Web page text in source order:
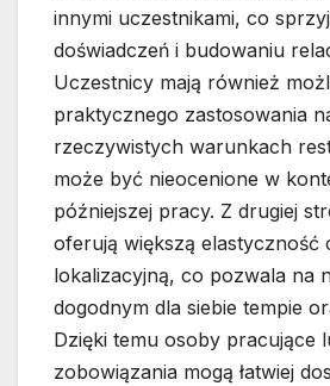
innymi uczestnikami, co
doświadczeń i budowaniu
Uczestnicy mają również
praktycznego zastosowania
rzeczywistych warunkach
może być nieocenione w
późniejszej pracy. Z drugiej
oferują większą elastyczność
lokalizacyjną, co pozwala na
dogodnym dla siebie tempie
Dzięki temu osoby pracujące
zobowiązania mogą łatwiej